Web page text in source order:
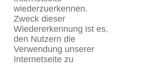
wiederzuerkennen.
Zweck dieser
Wiedererkennung ist es,
den Nutzern die
Verwendung unserer
Internetseite zu